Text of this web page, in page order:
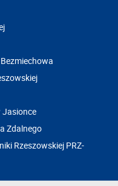
Jasionce
Zdalnego
Rzeszowskiej PRZ-